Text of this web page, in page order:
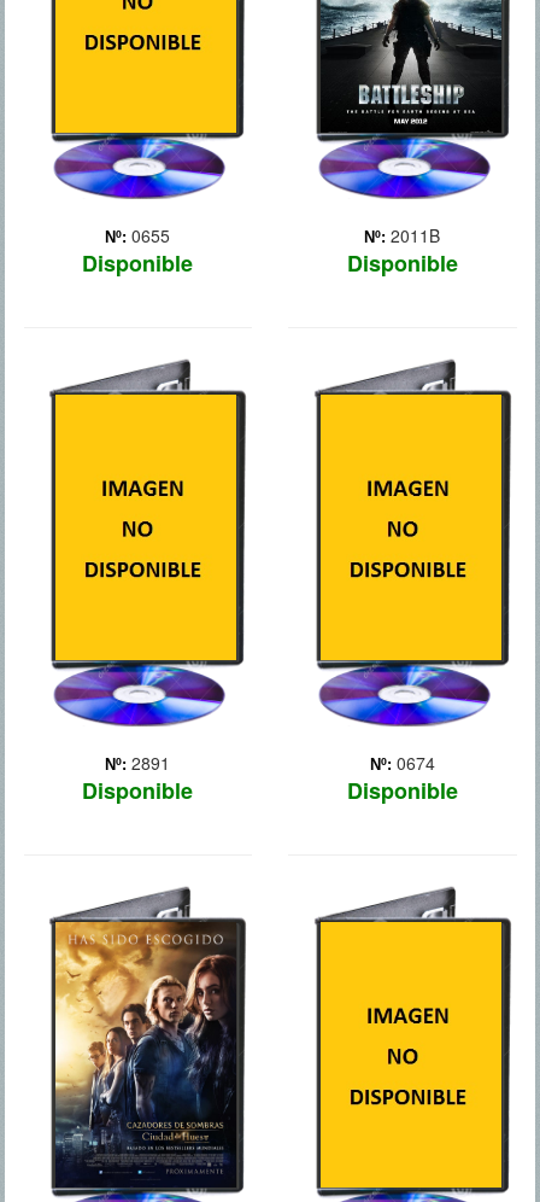
Nº: 0655
Disponible
Nº: 2011B
Disponible
Nº: 2891
Disponible
famoso interpretando en el
cine a un célebre
Riggan Thomson (Michael
Keaton) trata de darle un
luchando contra su ego,
Nº: 0674
Disponible
CAZADORES
DE SOMBRAS:
CIUDAD DE HUESOS
Clary Fray (Lily Collins) es
una típica adolescente de
Brooklyn que una noche
conoce a Jace, un chico
misterioso con multitud de
tatuajes, que resulta ser un
ángel guerrero que ejerce
como c... Más
dos criminales durante su
creación, Chappie se
adoptiva de una familia tan
inusual como disfuncional.
caso únic... Más